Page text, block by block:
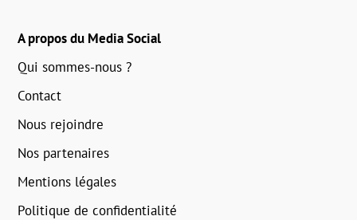
A propos du Media Social
Qui sommes-nous ?
Contact
Nous rejoindre
Nos partenaires
Mentions légales
Politique de confidentialité